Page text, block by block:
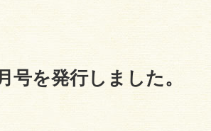
号を発行しました。